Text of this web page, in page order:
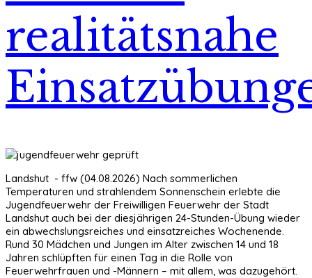
realitätsnahe
Landshut - ffw (04.08.2026) Nach sommerlichen
Temperaturen und strahlendem Sonnenschein erlebte die
Jugendfeuerwehr der Freiwilligen Feuerwehr der Stadt
Landshut auch bei der diesjährigen 24-Stunden-Übung wieder
ein abwechslungsreiches und einsatzreiches Wochenende.
Rund 30 Mädchen und Jungen im Alter zwischen 14 und 18
Jahren schlüpften für einen Tag in die Rolle von
Feuerwehrfrauen und -Männern – mit allem, was dazugehört.